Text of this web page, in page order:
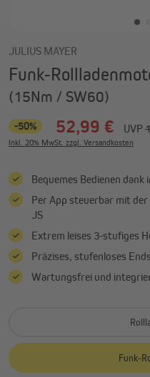
JULIUS MAYER
Funk-
(15Nm / SW60)
-50% 52,99 € UVP
Inkl. 20% MwSt. zzgl. Versandkosten
Bequemes Bedienen
Per App steuerbar mit
JS
Extrem leises 3-stufiges
Präzises, stufenloses
Wartungsfrei und
Funk-